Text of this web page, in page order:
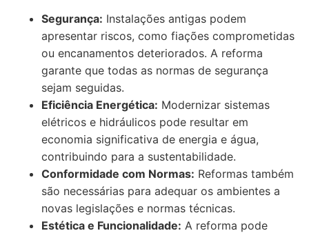
Segurança: Instalações antigas podem
apresentar riscos, como fiações comprometidas
ou encanamentos deteriorados. A reforma
garante que todas as normas de segurança
sejam seguidas.
Eficiência Energética: Modernizar sistemas
elétricos e hidráulicos pode resultar em
economia significativa de energia e água,
contribuindo para a sustentabilidade.
Conformidade com Normas: Reformas também
são necessárias para adequar os ambientes a
novas legislações e normas técnicas.
Estética e Funcionalidade: A reforma pode